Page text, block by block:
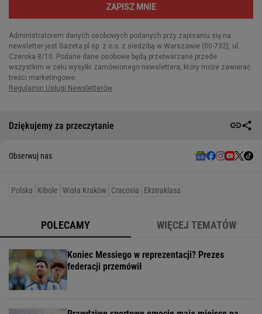
Dziękujemy za przeczytanie
Obserwuj nas
Polska Kibole Wisła Kraków Cracovia Ekstraklasa
POLECAMY WIĘCEJ TEMATÓW
Koniec Messiego w reprezentacji? Prezes
federacji przemówił